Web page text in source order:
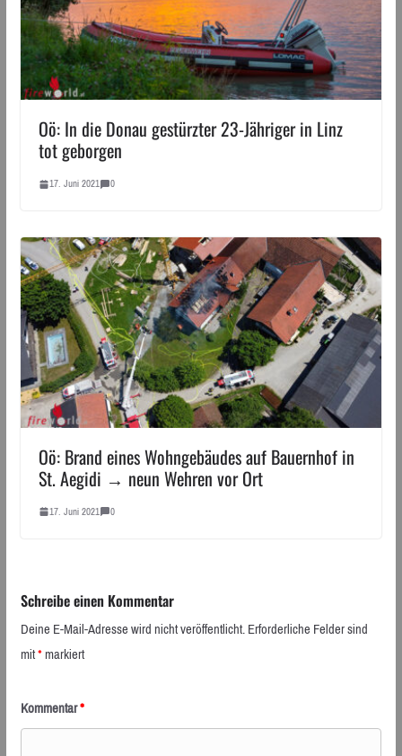
Oö: In die Donau gestürzter 23-Jähriger in Linz
tot geborgen
17. Juni 2021 0
Oö: Brand eines Wohngebäudes auf Bauernhof in
St. Aegidi → neun Wehren vor Ort
17. Juni 2021 0
Schreibe einen Kommentar
Deine E-Mail-Adresse wird nicht veröffentlicht.Erforderliche Felder sind
mit*markiert
Kommentar*